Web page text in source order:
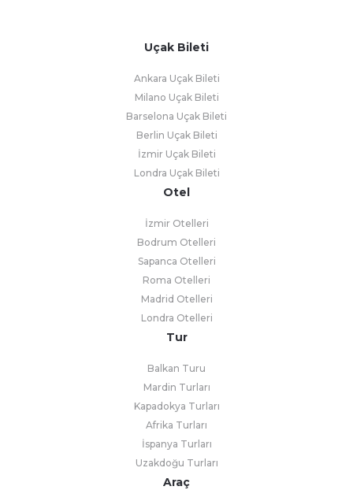
Uçak Bileti
Ankara Uçak Bileti
Milano Uçak Bileti
Barselona Uçak Bileti
Berlin Uçak Bileti
İzmir Uçak Bileti
Londra Uçak Bileti
Otel
İzmir Otelleri
Bodrum Otelleri
Sapanca Otelleri
Roma Otelleri
Madrid Otelleri
Londra Otelleri
Tur
Balkan Turu
Mardin Turları
Kapadokya Turları
Afrika Turları
İspanya Turları
Uzakdoğu Turları
Araç